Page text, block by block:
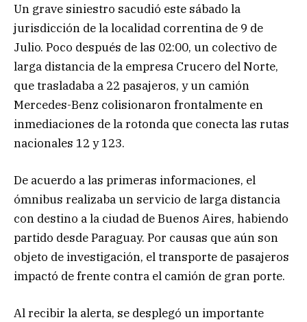
Un grave siniestro sacudió este sábado la
jurisdicción de la localidad correntina de 9 de
Julio. Poco después de las 02:00, un colectivo de
larga distancia de la empresa Crucero del Norte,
que trasladaba a 22 pasajeros, y un camión
Mercedes-Benz colisionaron frontalmente en
inmediaciones de la rotonda que conecta las rutas
nacionales 12 y 123.
De acuerdo a las primeras informaciones, el
ómnibus realizaba un servicio de larga distancia
con destino a la ciudad de Buenos Aires, habiendo
partido desde Paraguay. Por causas que aún son
objeto de investigación, el transporte de pasajeros
impactó de frente contra el camión de gran porte.
Al recibir la alerta, se desplegó un importante